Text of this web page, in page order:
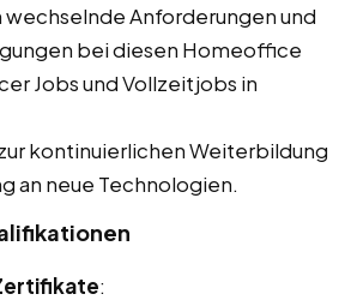
wechselnde Anforderungen und
bei diesen Homeoffice
Jobs und Vollzeitjobs in
kontinuierlichen Weiterbildung
an neue Technologien.
: